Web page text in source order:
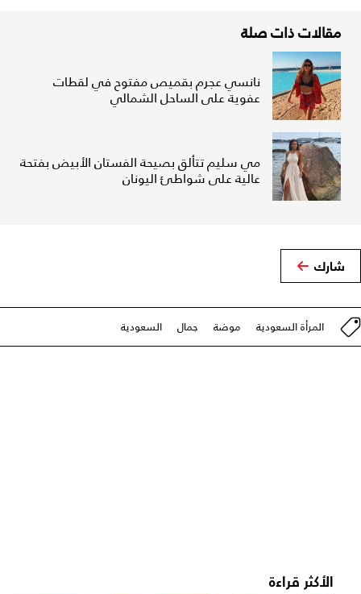
مقالات ذات صلة
نانسي عجرم بقميص مفتوح في لقطات
عفوية على الساحل الشمالي
مي سليم تتألق بصيحة الفستان الأبيض بفتحة
عالية على شواطئ اليونان
شارك
المرأة السعودية موضة جمال السعودية
الأكثر قراءة